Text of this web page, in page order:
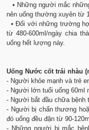
• Những người mắc
nên uống thường xuyên từ
• Đối với những trường
từ 480-600ml/ngày chia
uống hết lượng này.
Uống Nước cốt trái nhàu
- Người khỏe mạnh và trẻ
- Người lớn tuổi uống 60ml
- Người bắt đầu chữa bệnh
- Người bị chấn thương
đó uống đều đặn từ 90-
- Những người bị mắc